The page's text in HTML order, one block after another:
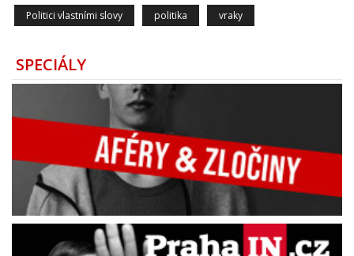
Politici vlastními slovy politika vraky
SPECIÁLY